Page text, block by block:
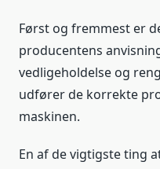
Først og fremmest er
producentens
vedligeholdelse og
udfører de korrekte
maskinen.
En af de vigtigste ting